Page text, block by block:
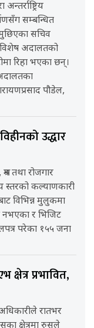
सम्बन्धित
मुछिएका सचिव
अदालतको
रिहा भएका छन्।
पौडेल,
उद्धार
तथा रोजगार
स्तरको कल्याणकारी
विभिन्न मुलुकमा
र भिजिट
परेका १५५ जना
प्रभावित,
रातभर